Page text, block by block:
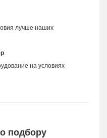
лучше наших
на условиях
подбору